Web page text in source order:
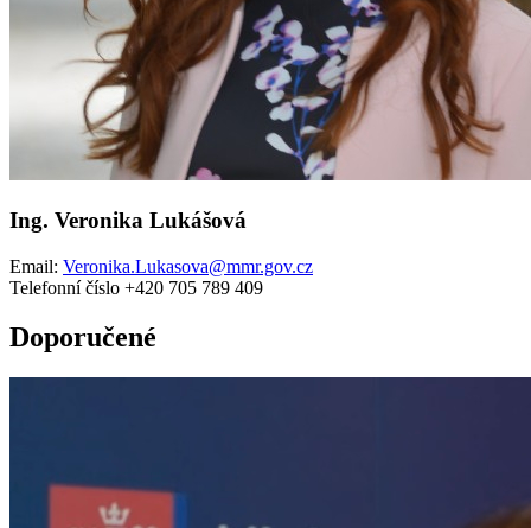
Ing. Veronika Lukášová
Email: Veronika.Lukasova@mmr.gov.cz
Telefonní číslo +420 705 789 409
Doporučené